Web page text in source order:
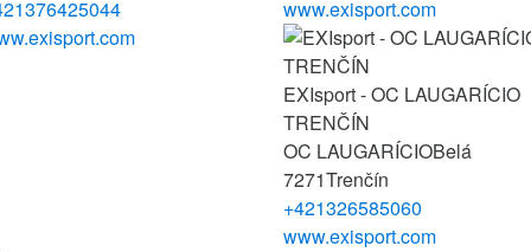
www.exisport.com
EXIsport - OC LAUGARÍCIO
TRENČÍN
OC LAUGARÍCIOBelá
7271Trenčín
+421326585060
www.exisport.com